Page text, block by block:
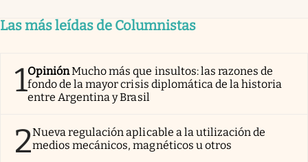
Las más leídas de Columnistas
1OpiniónMucho más que insultos: las razones de
fondo de la mayor crisis diplomática de la historia
entre Argentina y Brasil
2Nueva regulación aplicable a la utilización de
medios mecánicos, magnéticos u otros